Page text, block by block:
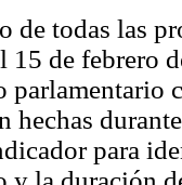
de todas las
15 de febrero
parlamentario
hechas
para